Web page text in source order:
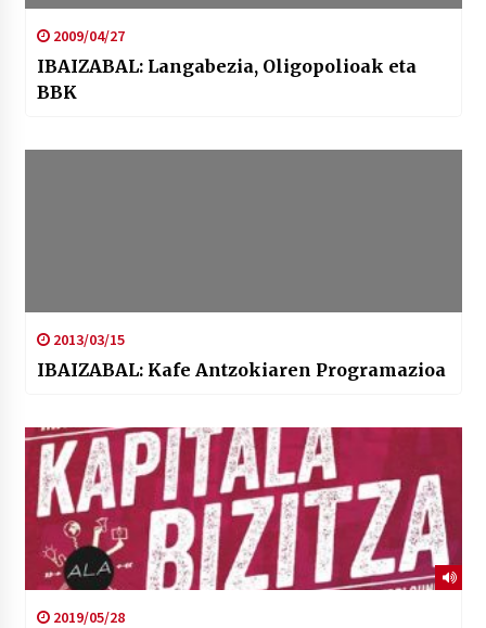
2009/04/27
IBAIZABAL: Langabezia, Oligopolioak eta
BBK
2013/03/15
IBAIZABAL: Kafe Antzokiaren Programazioa
2019/05/28